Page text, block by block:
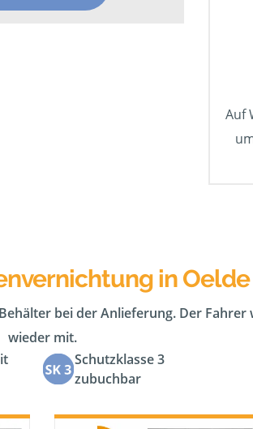
Auf
in Oelde
bei der Anlieferung. Der
wieder mit.
Schutzklasse 3
zubuchbar